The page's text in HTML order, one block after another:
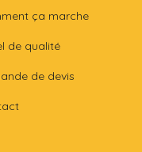
ça marche
de qualité
de devis